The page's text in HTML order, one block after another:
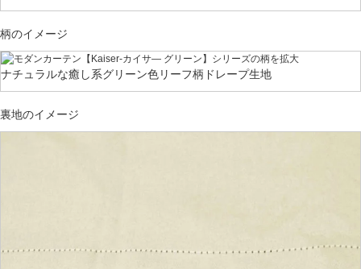
柄のイメージ
ナチュラルな癒し系グリーン色リーフ柄ドレープ生地
裏地のイメージ